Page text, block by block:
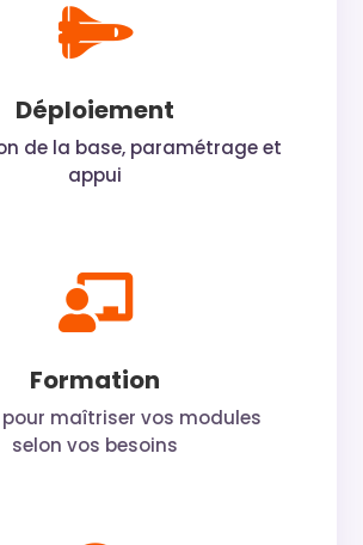

Déploiement
de la base, paramétrage et
appui

Formation
maîtriser vos modules
selon vos besoins